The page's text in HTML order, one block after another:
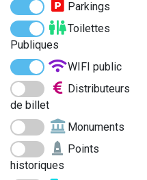
Parkings
Toilettes
Publiques
WIFI public
Distributeurs
de billet
Monuments
Points
historiques